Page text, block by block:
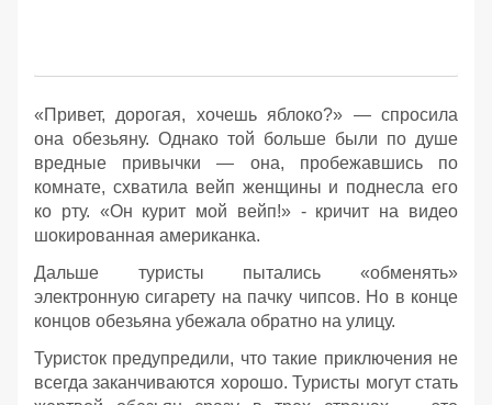
«Привет, дорогая, хочешь яблоко?» — спросила
она обезьяну. Однако той больше были по душе
вредные привычки — она, пробежавшись по
комнате, схватила вейп женщины и поднесла его
ко рту. «Он курит мой вейп!» - кричит на видео
шокированная американка.
Дальше туристы пытались «обменять»
электронную сигарету на пачку чипсов. Но в конце
концов обезьяна убежала обратно на улицу.
Туристок предупредили, что такие приключения не
всегда заканчиваются хорошо. Туристы могут стать